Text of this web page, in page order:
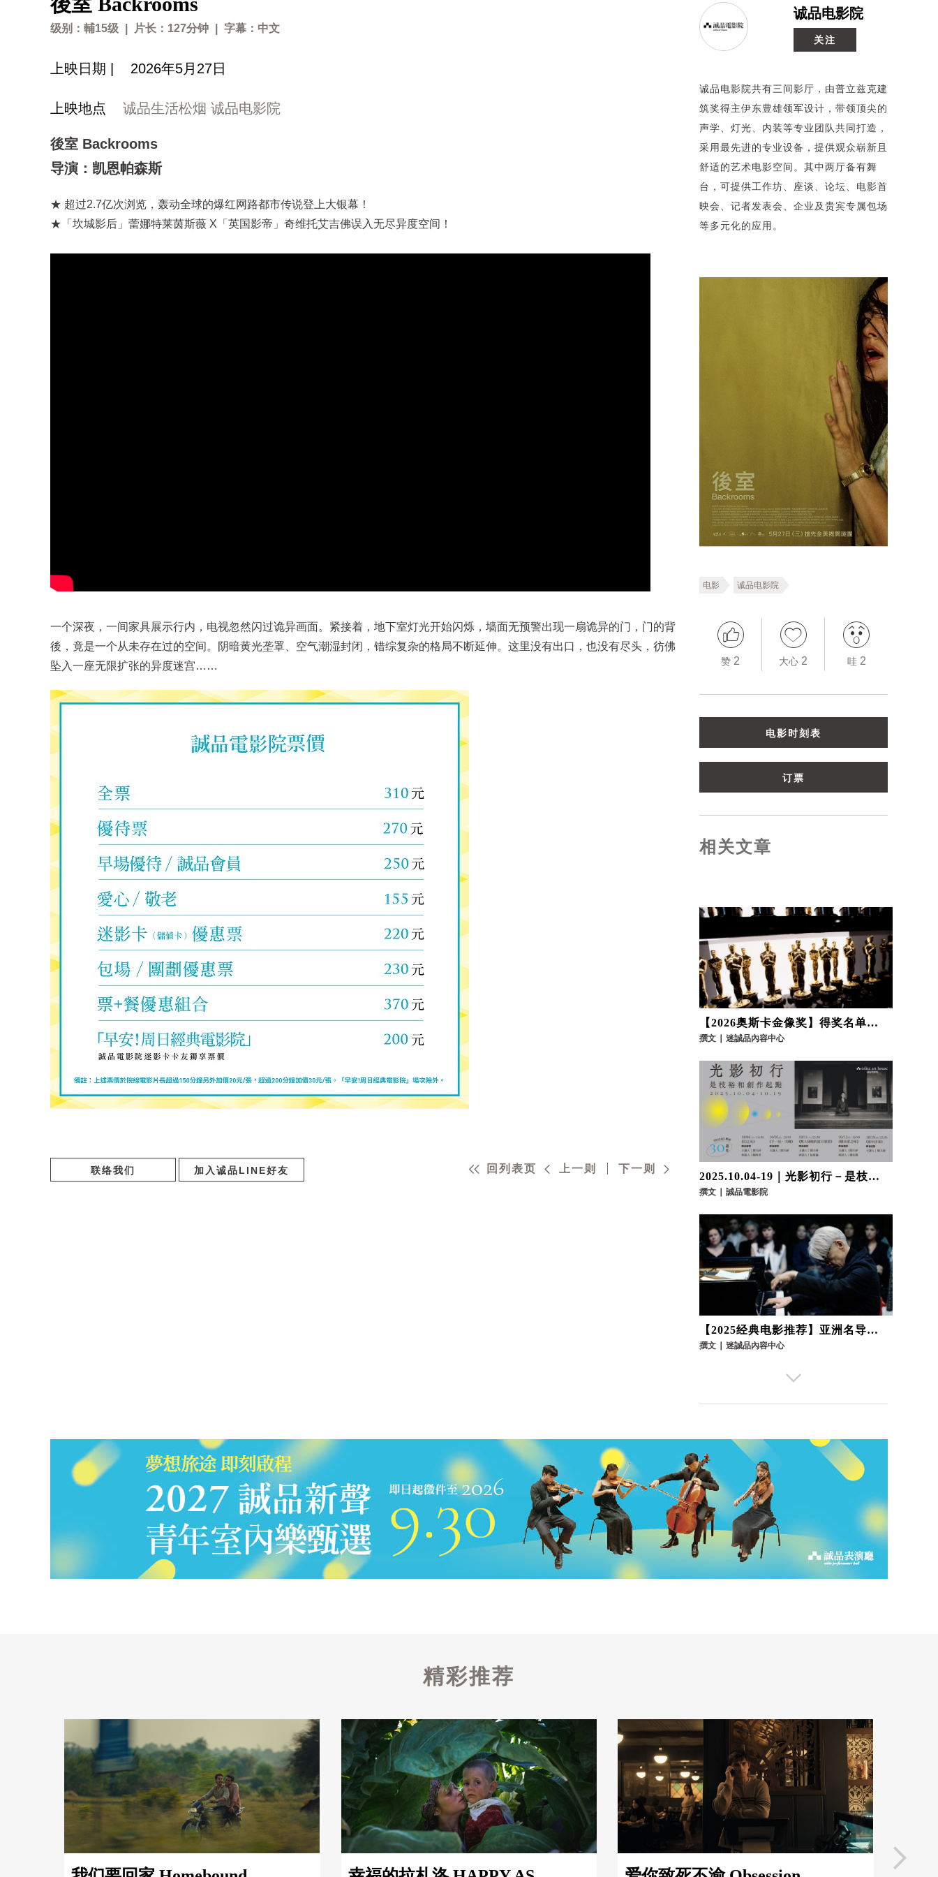
级别：輔15级 片长：127分钟 字幕：中文
上映日期 | 2026年5月27日
上映地点 诚品生活松烟 诚品电影院
後室 Backrooms
导演：凯恩帕森斯
★ 超过2.7亿次浏览，轰动全球的爆红网路都市传说登上大银幕！
★「坎城影后」蕾娜特莱茵斯薇 X「英国影帝」奇维托艾吉佛误入无尽异度空间！
一个深夜，一间家具展示行内，电视忽然闪过诡异画面。紧接着，地下室灯光开始闪烁，墙面无预警出现一扇诡异的门，门的背
後，竟是一个从未存在过的空间。阴暗黄光垄罩、空气潮湿封闭，错综复杂的格局不断延伸。这里没有出口，也没有尽头，彷佛
坠入一座无限扩张的异度迷宫……
诚品电影院
关注
诚品电影院共有三间影厅，由普立兹克建
筑奖得主伊东豊雄领军设计，带领顶尖的
声学、灯光、内装等专业团队共同打造，
采用最先进的专业设备，提供观众崭新且
舒适的艺术电影空间。其中两厅备有舞
台，可提供工作坊、座谈、论坛、电影首
映会、记者发表会、企业及贵宾专属包场
等多元化的应用。
电影 诚品电影院
赞 2 大心 2 哇 2
电影时刻表
订票
相关文章
【2026奥斯卡金像奖】得奖名单总
整理，《一战再战》等4部不可错过
撰文 迷誠品內容中心
2025.10.04-19｜光影初行－是枝裕
和创作起点｜
撰文 誠品電影院
【2025经典电影推荐】亚洲名导贾
樟柯、音乐教父坂本龙一神作重返
撰文 迷誠品內容中心
【台湾电影推荐】诚品电影院独家
特企「台湾青年导演剧情短片
辑」，描绘现实人生的欢笑与泪水
撰文 迷誠品內容中心
2025奥斯卡获奖电影《粗犷派建筑
师》5个观影亮点，寻回曾经失去的
撰文 美麗佳人（Ren）
联络我们 加入诚品LINE好友 回列表页 上一则 下一则
精彩推荐